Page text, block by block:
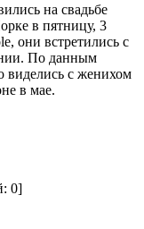
на свадьбе
в пятницу, 3
они встретились с
По данным
виделись с женихом
в мае.
0]